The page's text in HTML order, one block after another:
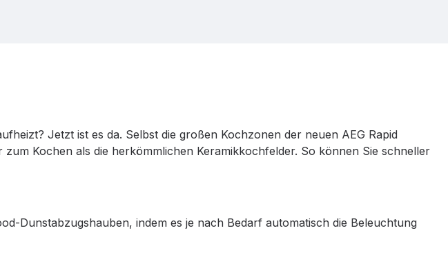
Jetzt ist es da. Selbst die großen Kochzonen der neuen AEG Rapid
Kochen als die herkömmlichen Keramikkochfelder. So können Sie schneller
Dunstabzugshauben, indem es je nach Bedarf automatisch die Beleuchtung